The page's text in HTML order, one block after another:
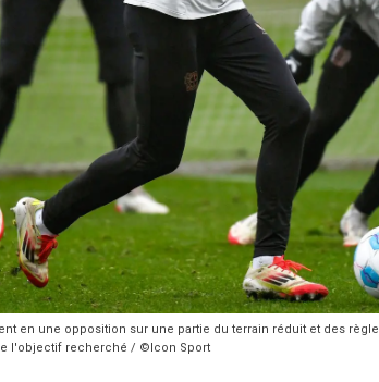
en une opposition sur une partie du terrain réduit et des
l'objectif recherché / ©Icon Sport